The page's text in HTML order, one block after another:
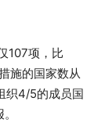
107项，比
施的国家数从
织4/5的成员国